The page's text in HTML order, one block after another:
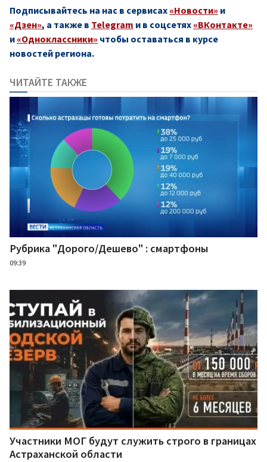
Подписывайтесь на нас в сервисах «Новости» и
«Дзен», а также в Telegram и в соцсетях «ВКонтакте»
и «Одноклассники» чтобы оставаться в курсе
новостей региона.
ЧИТАЙТЕ ТАКЖЕ
Рубрика "Дорого/Дешево" : смартфоны
09:39
Участники МОГ будут служить строго в границах
Астраханской области